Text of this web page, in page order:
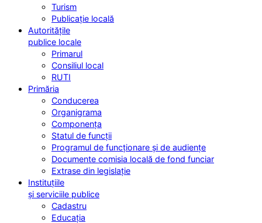
Turism
Publicație locală
Autoritățile
publice locale
Primarul
Consiliul local
RUTI
Primăria
Conducerea
Organigrama
Componența
Statul de funcții
Programul de funcționare și de audiențe
Documente comisia locală de fond funciar
Extrase din legislație
Instituțiile
și serviciile publice
Cadastru
Educația